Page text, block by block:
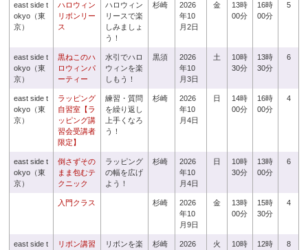
east side t
okyo（東
京）
ハロウィン
リボンリー
ス
ハロウィン
リースで楽
しみましょ
う！
杉崎
2026
年10
月2日
金
13時
00分
16時
00分
5
east side t
okyo（東
京）
黒ねこのハ
ロウィンパ
ーティー
水引でハロ
ウィンを楽
しもう！
黒須
2026
年10
月3日
土
10時
30分
13時
30分
6
east side t
okyo（東
京）
ラッピング
自習室【ラ
ッピング講
習会受講者
限定】
練習・質問
を繰り返し
上手くなろ
う！
杉崎
2026
年10
月4日
日
14時
00分
16時
00分
4
east side t
okyo（東
京）
倒さずその
まま包むテ
クニック
ラッピング
の幅を広げ
よう！
杉崎
2026
年10
月4日
日
10時
30分
13時
00分
6
入門クラス 杉崎
2026
年10
月9日
金
13時
00分
15時
30分
4
east side t
リボン講習
リボンを楽
杉崎
2026
火
10時
12時
8